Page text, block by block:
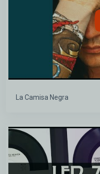
La Camisa Negra